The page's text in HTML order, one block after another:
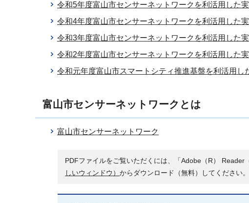
令和5年度富山市センサーネットワークを利活用した
令和4年度富山市センサーネットワークを利活用した
令和3年度富山市センサーネットワークを利活用した
令和2年度富山市センサーネットワークを利活用した
令和元年度富山市スマートシティ推進基盤を利活用し
富山市センサーネットワークとは
富山市センサーネットワーク
PDFファイルをご覧いただくには、「Adobe（R） Reader
しいウィンドウ） からダウンロード（無料）してください。